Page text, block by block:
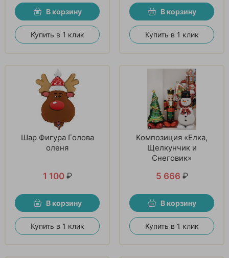
В корзину
Купить в 1 клик
В корзину
Купить в 1 клик
Шар Фигура Голова
оленя
1 100 ₽
В корзину
Купить в 1 клик
Композиция «Елка,
Щелкунчик и
Снеговик»
5 666 ₽
В корзину
Купить в 1 клик